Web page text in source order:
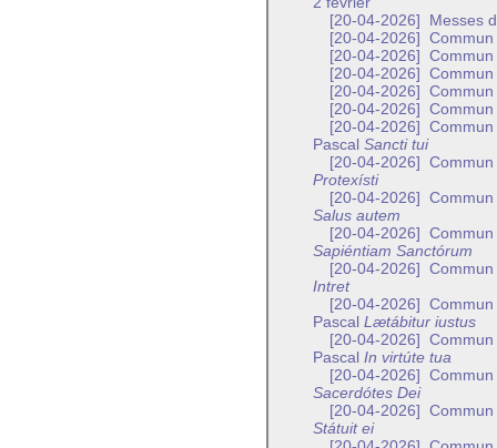
[20-04-2026]
Messes
[20-04-2026]
[20-04-2026]
Commun
[20-04-2026]
Commun
[20-04-2026]
[20-04-2026]
Commun
[20-04-2026]
Pascal Sancti tui
[20-04-2026]
Commun
Protexísti
[20-04-2026]
Salus autem
[20-04-2026]
Sapiéntiam Sanctórum
[20-04-2026]
Intret
[20-04-2026]
Commun
Pascal Lætábitur iustus
[20-04-2026]
Commun
Pascal In virtúte tua
[20-04-2026]
Commun
Sacerdótes Dei
[20-04-2026]
Commun
Státuit ei